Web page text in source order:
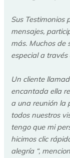
Sus
mensajes,
más. Muchos de
especial a través
Un cliente
encantada ella
a una reunión la
todos nuestros
tengo que mi
hicimos clic
alegría “,